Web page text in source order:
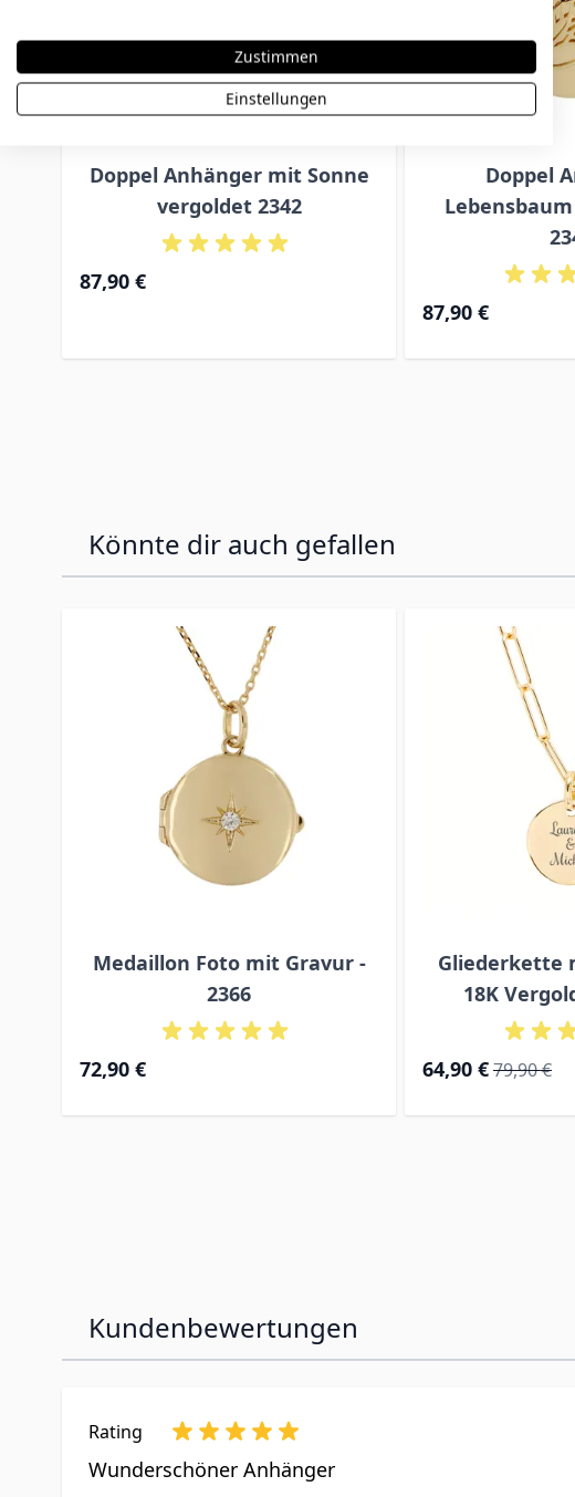
Doppel Anhänger mit Sonne
vergoldet 2342
87,90 €
Doppel
87,90 €
Könnte dir auch gefallen
Medaillon Foto mit Gravur -
2366
72,90 €
Gliederkette
18K
Special Price
64,90 € Regular
79,90 €
Kundenbewertungen
Rating
Wunderschöner Anhänger
Zustimmen
Einstellungen